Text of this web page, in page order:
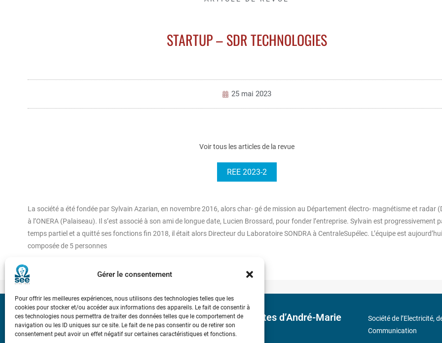
Gérer le consentement
Pour offrir les meilleures expériences, nous utilisons des technologies telles que les
cookies pour stocker et/ou accéder aux informations des appareils. Le fait de consentir à
ces technologies nous permettra de traiter des données telles que le comportement de
navigation ou les ID uniques sur ce site. Le fait de ne pas consentir ou de retirer son
consentement peut avoir un effet négatif sur certaines caractéristiques et fonctions.
STARTUP – SDR TECHNOLOGIES
25 mai 2023
Voir tous les articles de la revue
REE 2023-2
La société a été fondée par Sylvain Azarian, en novembre 2016, alors char- gé de mission au Département électro- magnétisme et radar
à l’ONERA (Palaiseau). Il s’est associé à son ami de longue date, Lucien Brossard, pour fonder l’entreprise. Sylvain est progressivement
temps partiel et a quitté ses fonctions fin 2018, il était alors Directeur du Laboratoire SONDRA à CentraleSupélec. L’équipe est aujourd’hui
composée de 5 personnes
Bicentenaire des découvertes d’André-Marie
Ampère
Société de l’Electricité,
Communication